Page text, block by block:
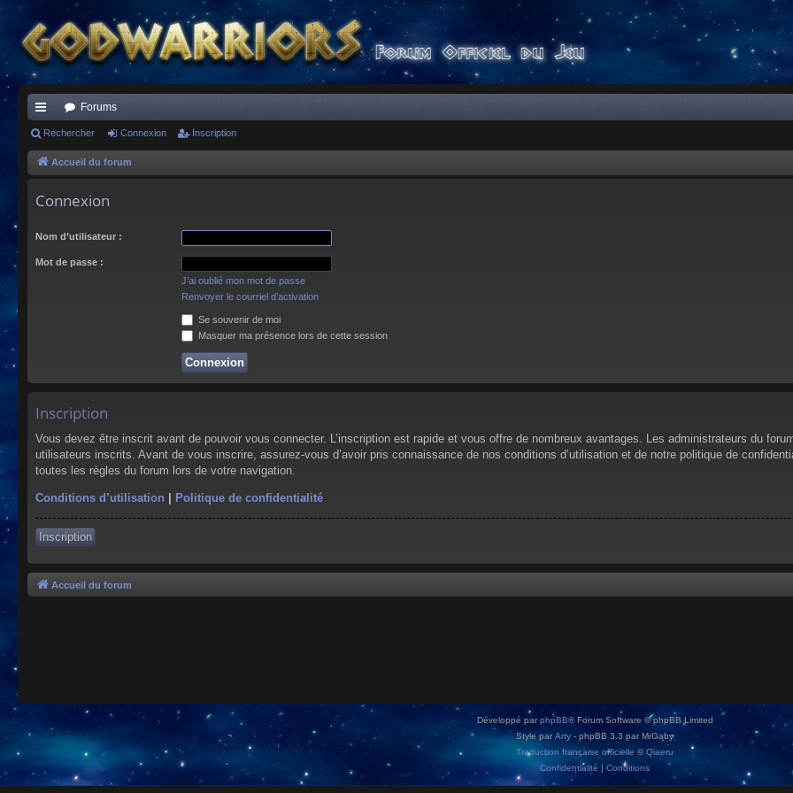
ac
co
s
Forums
Rechercher Connexion Inscription
Accueil du forum
Connexion
Nom d’utilisateur :
Mot de passe :
J’ai oublié mon mot de passe
Renvoyer le courriel d’activation
Se souvenir de moi
Masquer ma présence lors de cette session
Inscription
Vous devez être inscrit avant de pouvoir vous connecter. L’inscription est rapide et vous offre de nombreux avantages. Les administrateurs du
utilisateurs inscrits. Avant de vous inscrire, assurez-vous d’avoir pris connaissance de nos conditions d’utilisation et de notre politique de
toutes les règles du forum lors de votre navigation.
Conditions d’utilisation | Politique de confidentialité
Inscription
Accueil du forum
Développé parphpBB® Forum Software © phpBB Limited
Style par Arty - phpBB 3.3 par MrGaby
Traduction française officielle ©Qiaeru
Confidentialité | Conditions